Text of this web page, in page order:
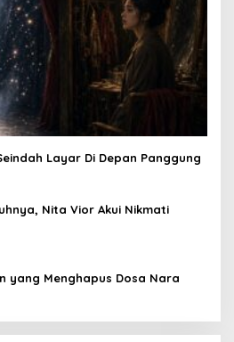
Layar Di Depan Panggung
Nita Vior Akui Nikmati
yang Menghapus Dosa Nara